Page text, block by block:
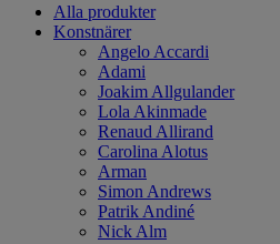
Alla produkter
Konstnärer
Angelo Accardi
Adami
Joakim Allgulander
Lola Akinmade
Renaud Allirand
Carolina Alotus
Arman
Simon Andrews
Patrik Andiné
Nick Alm